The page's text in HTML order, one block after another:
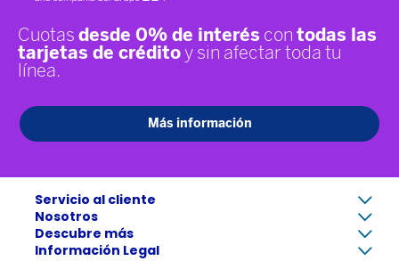
Servicio al cliente +
Mi cuenta
Preguntas Frecuentes
Formas de pago
Nosotros +
Conócenos
Tienda virtual 360
Descubre más +
Libro de reclamaciones
Información Legal +